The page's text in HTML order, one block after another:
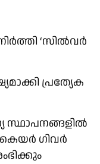
‘സിൽവർ
പ്രത്യേക
സ്ഥാപനങ്ങളിൽ
ഗിവർ